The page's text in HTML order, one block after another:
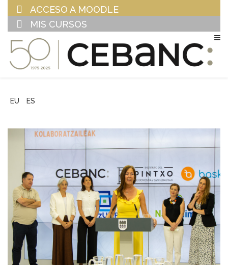
ACCESO A MOODLE
MIS CURSOS
EU ES